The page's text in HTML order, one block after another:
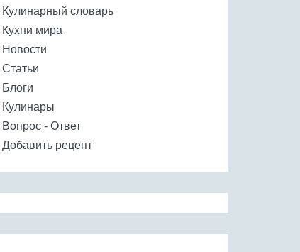
Кулинарный словарь
Кухни мира
Новости
Статьи
Блоги
Кулинары
Вопрос - Ответ
Добавить рецепт